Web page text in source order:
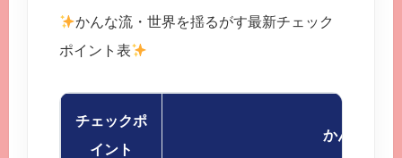
かんな流・世界を揺るがす最新チェック
ポイント表
チェックポ
イント
かんなのコ